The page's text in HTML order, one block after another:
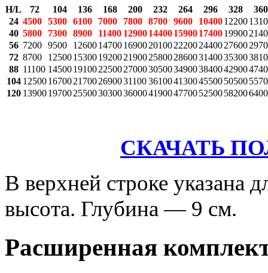
H/L 72 104 136 168 200 232 264 296 328
360
24 4500 5300 6100 7000 7800 8700 9600 1040012200
40 5800 7300 8900 11400 1290014400159001740019900
56 7200 9500 12600147001690020100222002440027600
72 8700 1250015300192002190025800286003140035300
88 11100 1450019100225002700030500349003840042900
104 125001670021700269003110036100413004550050500
120 139001970025500303003600041900477005250058200
СКАЧАТЬ
В верхней строке указана
высота. Глубина — 9 см.
Расширенная